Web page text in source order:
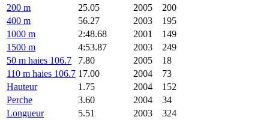
200 m
25.05 2005
200
400 m
56.27 2003
195
1000 m
2:48.68 2001
149
1500 m
4:53.87 2003
249
50 m haies 106.7
7.80 2005
18
110 m haies 106.7 17.00 2004
73
Hauteur
1.75 2004
152
Perche
3.60 2004
34
Longueur
5.51 2003
324